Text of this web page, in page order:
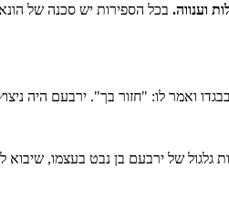
וענווה. בכל הספירות יש סכנה של
ואמר לו: "חזור בך". ירבעם היה
גלגול של ירבעם בן נבט בעצמו,